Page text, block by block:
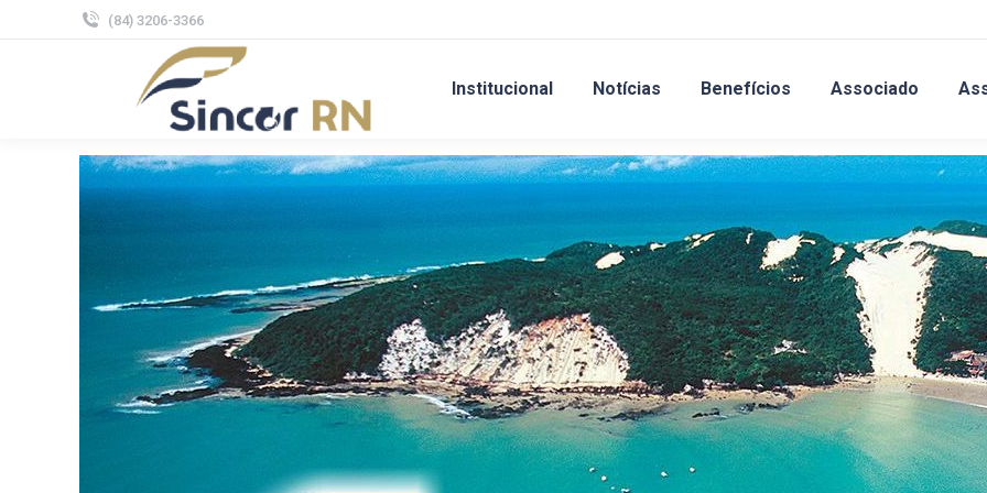
(84) 3206-3366
Institucional Notícias Benefícios Associado